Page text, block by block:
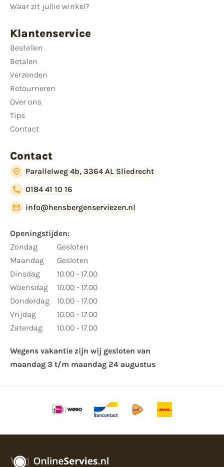
Waar zit jullie winkel?
Klantenservice
Bestellen
Betalen
Verzenden
Retourneren
Over ons
Tips
Contact
Contact
Parallelweg 4b, 3364 AL Sliedrecht
0184 41 10 16
info@hensbergenserviezen.nl
Openingstijden:​
​Zondag
Maandag
Dinsdag
Woensdag
Donderdag
Vrijdag
Zaterdag
Gesloten
Gesloten
10.00 - 17.00
10.00 - 17.00
10.00 - 17.00
10.00 - 17.00
10.00 - 17.00
Wegens vakantie zijn wij gesloten van ​
maandag 3 t/m maandag 24 augustus